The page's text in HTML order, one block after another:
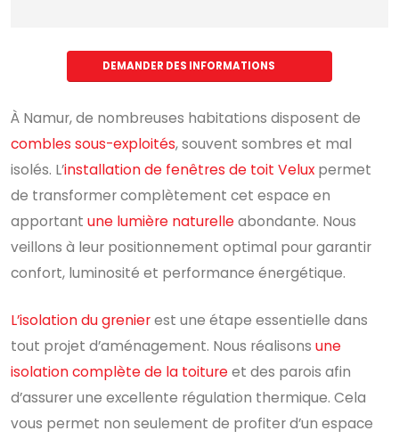
DEMANDER DES INFORMATIONS
À Namur, de nombreuses habitations disposent de
combles sous-exploités, souvent sombres et mal
isolés. L’installation de fenêtres de toit Velux permet
de transformer complètement cet espace en
apportant une lumière naturelleabondante. Nous
veillons à leur positionnement optimal pour garantir
confort, luminosité et performance énergétique.
L’isolation du grenierest une étape essentielle dans
tout projet d’aménagement. Nous réalisons une
isolation complète de la toitureet des parois afin
d’assurer une excellente régulation thermique. Cela
vous permet non seulement de profiter d’un espace